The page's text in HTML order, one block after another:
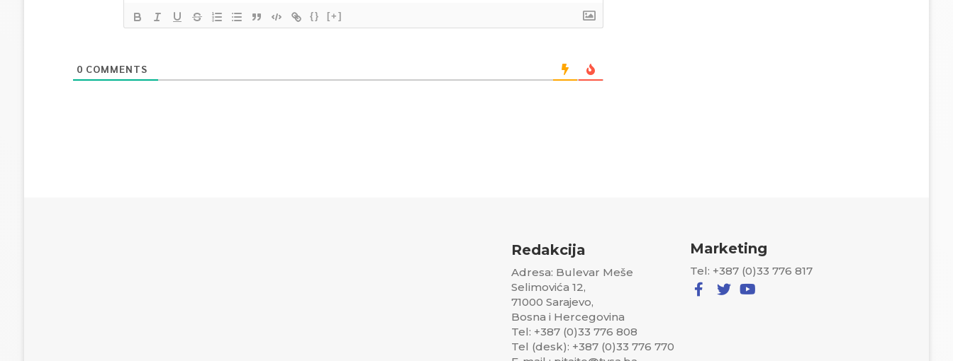
{} [+]
0 COMMENTS
Redakcija
Adresa: Bulevar Meše
Selimovića 12,
71000 Sarajevo,
Bosna i Hercegovina
Tel: +387 (0)33 776 808
Tel (desk): +387 (0)33 776 770
Marketing
Tel: +387 (0)33 776 817